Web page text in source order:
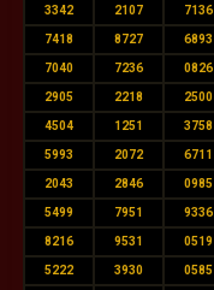
3342 2107 7136
7418 8727 6893
7040 7236 0826
2905 2218 2500
4504 1251 3758
5993 2072 6711
2043 2846 0985
5499 7951 9336
8216 9531 0519
5222 3930 0585